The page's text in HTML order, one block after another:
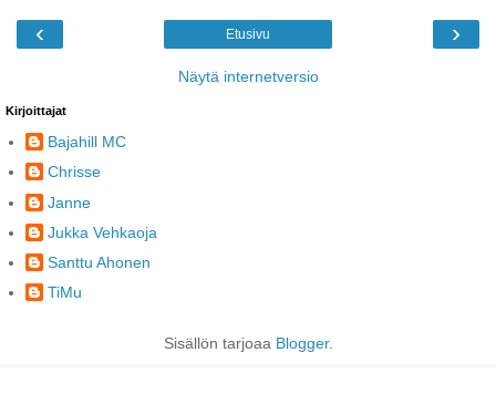
‹ ›
Etusivu
Näytä internetversio
Kirjoittajat
Bajahill MC
Chrisse
Janne
Jukka Vehkaoja
Santtu Ahonen
TiMu
Sisällön tarjoaa Blogger.